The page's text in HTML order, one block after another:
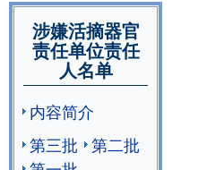
涉嫌活摘器官
责任单位责任
人名单
内容简介
第三批
第二批